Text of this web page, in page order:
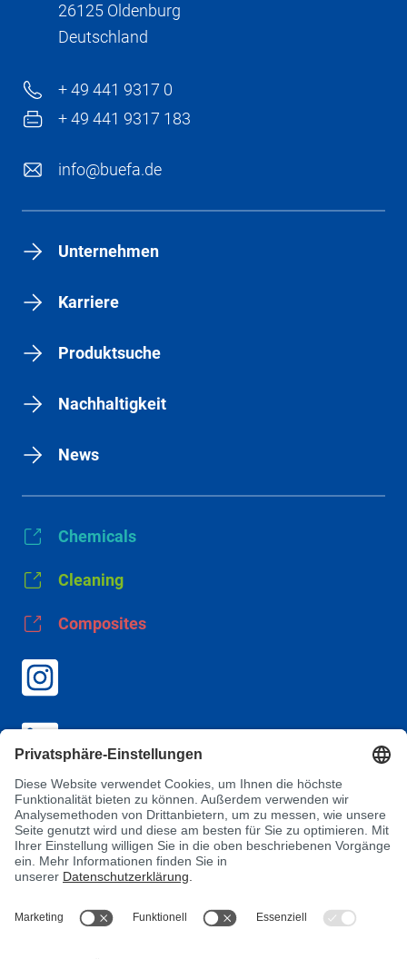
26125 Oldenburg
Deutschland
+ 49 441 9317 0
+ 49 441 9317 183
info@buefa.de
Unternehmen
Karriere
Produktsuche
Nachhaltigkeit
News
Chemicals
Cleaning
Composites
AGB
Datenschutz
Impressum